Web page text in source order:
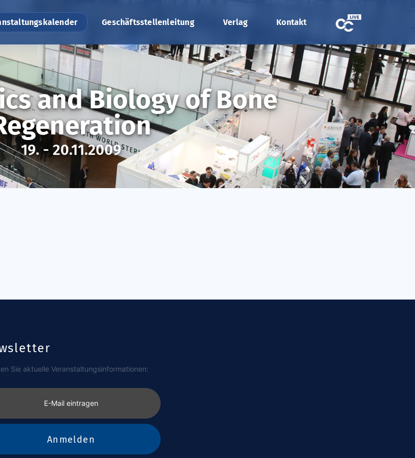
Geschäftsstellenleitung Verlag Kontakt
and Biology of Bone
19. - 20.11.2009
Sie aktuelle Veranstaltungsinformationen:
E-Mail eintragen
Anmelden